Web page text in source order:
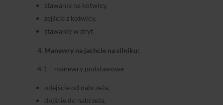
stawanie na kotwicy,
zejście z kotwicy,
stawanie w dryf.
4. Manewry na jachcie na silniku:
4.1 manewry podstawowe
odejście od nabrzeża,
dojście do nabrzeża,